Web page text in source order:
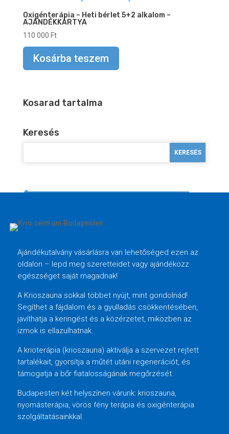
Oxigénterápia – Heti bérlet 5+2 alkalom –
AJÁNDÉKKÁRTYA
110 000 Ft
Kosárba teszem
Kosarad tartalma
Keresés
Ajándékutalvány vásárlásra van lehetőséged ezen az
oldalon – lepd meg szeretteidet vagy ajándékozz
egészséget saját magadnak!
A Krioszauna sokkal többet nyújt, mint gondolnád!
Segíthet a fájdalom és a gyulladás csökkentésében,
javíthatja a keringést és a közérzetet, miközben az
izmok is ellazulhatnak.
A krioterápia (krioszauna) aktiválja a szervezet rejtett
tartalékait, gyorsítja a műtét utáni regenerációt, és
támogatja a bőr fiatalosságának megőrzését.
Budapesten két helyszínen várunk: krioszauna,
nyomásterápia, vörös fény terápia és oxigénterápia
szolgáltatásainkkal.